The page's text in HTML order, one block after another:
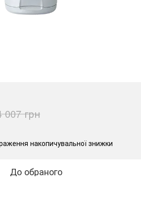
007 грн
накопичувальної знижки
До обраного